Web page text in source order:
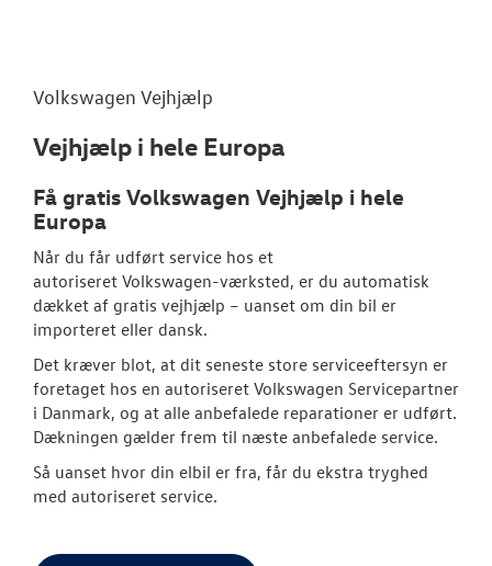
Volkswagen Vejhjælp
Vejhjælp i hele Europa
Få gratis Volkswagen Vejhjælp i hele
Europa
Når du får udført service hos et
autoriseret Volkswagen-værksted, er du automatisk
dækket af gratis vejhjælp – uanset om din bil er
importeret eller dansk.
Det kræver blot, at dit seneste store serviceeftersyn er
foretaget hos en autoriseret Volkswagen Servicepartner
i Danmark, og at alle anbefalede reparationer er udført.
Dækningen gælder frem til næste anbefalede service.
Så uanset hvor din elbil er fra, får du ekstra tryghed
med autoriseret service.